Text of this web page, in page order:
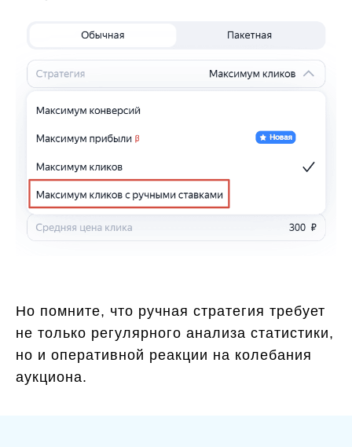
Но помните, что ручная стратегия требует
не только регулярного анализа статистики,
но и оперативной реакции на колебания
аукциона.